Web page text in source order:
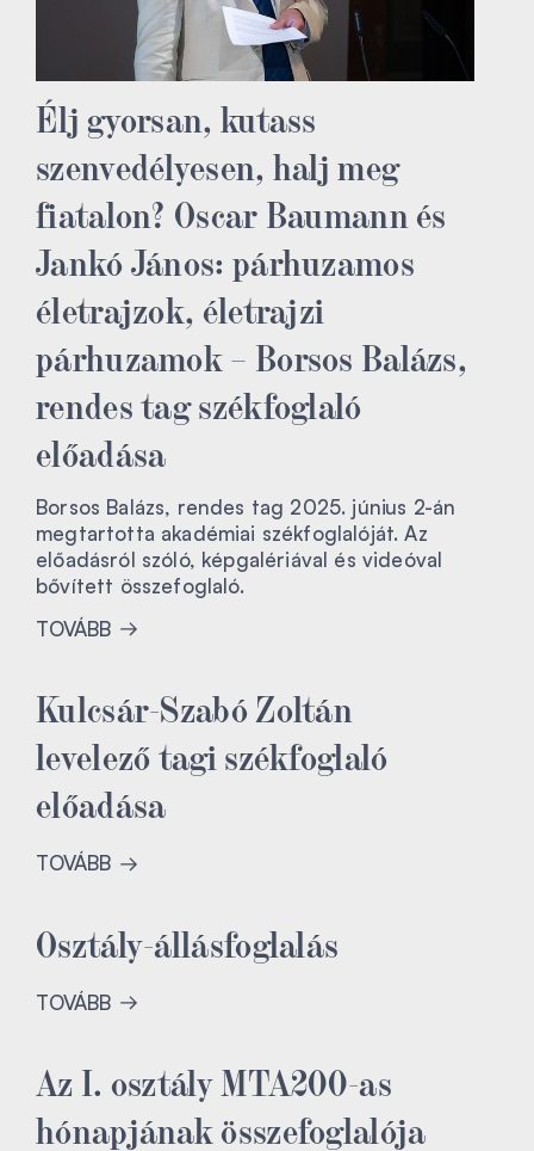
Élj gyorsan, kutass
szenvedélyesen, halj meg
fiatalon? Oscar Baumann és
Jankó János: párhuzamos
életrajzok, életrajzi
párhuzamok – Borsos Balázs,
rendes tag székfoglaló
előadása
Borsos Balázs, rendes tag 2025. június 2-án
megtartotta akadémiai székfoglalóját. Az
előadásról szóló, képgalériával és videóval
bővített összefoglaló.
TOVÁBB
Kulcsár-Szabó Zoltán
levelező tagi székfoglaló
előadása
TOVÁBB
Osztály-állásfoglalás
TOVÁBB
Az I. osztály MTA200-as
hónapjának összefoglalója